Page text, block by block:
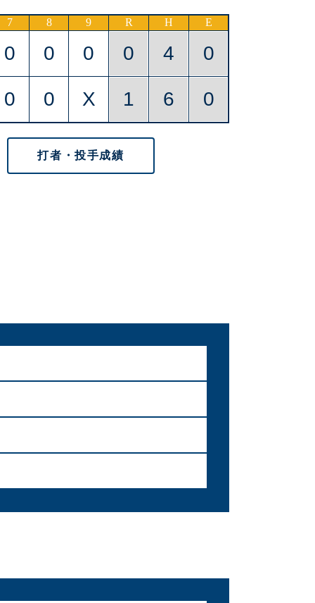
7 8 9 R H E
0 0 0 0 4 0
0 0 X 1 6 0
打者・投手成績